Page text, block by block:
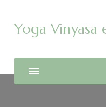
Yoga Vinyasa